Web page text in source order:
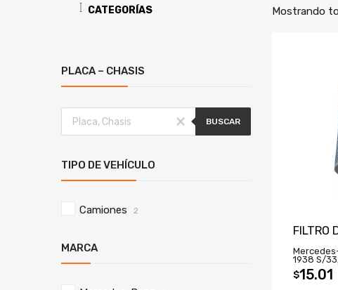
Mostrando
FILTRO
1938 S/
$15.01
CATEGORÍAS
PLACA – CHASIS
BUSCAR
TIPO DE VEHÍCULO
Camiones 2
MARCA